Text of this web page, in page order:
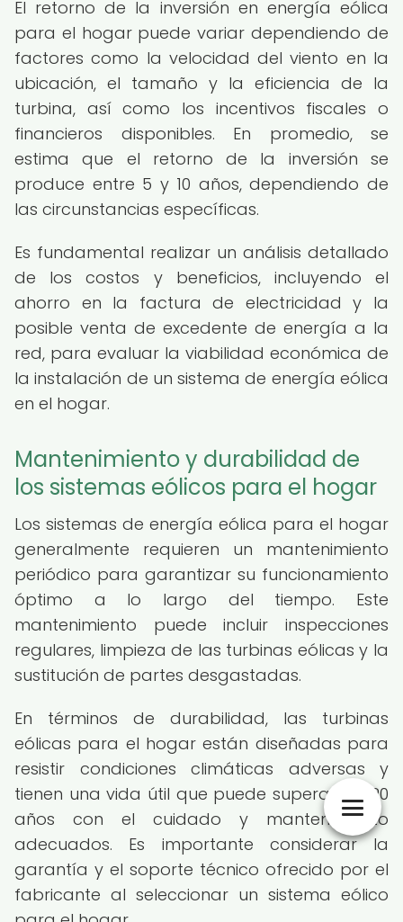
El retorno de la inversión en energía eólica
para el hogar puede variar dependiendo de
factores como la velocidad del viento en la
ubicación, el tamaño y la eficiencia de la
turbina, así como los incentivos fiscales o
financieros disponibles. En promedio, se
estima que el retorno de la inversión se
produce entre 5 y 10 años, dependiendo de
las circunstancias específicas.
Es fundamental realizar un análisis detallado
de los costos y beneficios, incluyendo el
ahorro en la factura de electricidad y la
posible venta de excedente de energía a la
red, para evaluar la viabilidad económica de
la instalación de un sistema de energía eólica
en el hogar.
Mantenimiento y durabilidad de
los sistemas eólicos para el hogar
Los sistemas de energía eólica para el hogar
generalmente requieren un mantenimiento
periódico para garantizar su funcionamiento
óptimo a lo largo del tiempo. Este
mantenimiento puede incluir inspecciones
regulares, limpieza de las turbinas eólicas y la
sustitución de partes desgastadas.
En términos de durabilidad, las turbinas
eólicas para el hogar están diseñadas para
resistir condiciones climáticas adversas y
tienen una vida útil que puede superar los 20
años con el cuidado y mantenimiento
adecuados. Es importante considerar la
garantía y el soporte técnico ofrecido por el
fabricante al seleccionar un sistema eólico